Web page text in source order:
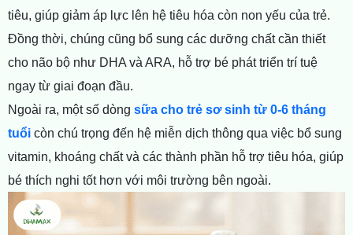
tiêu, giúp giảm áp lực lên hệ tiêu hóa còn non yếu của trẻ.
Đồng thời, chúng cũng bổ sung các dưỡng chất cần thiết
cho não bộ như DHA và ARA, hỗ trợ bé phát triển trí tuệ
ngay từ giai đoạn đầu.
Ngoài ra, mộtsố dòng sữa cho trẻ sơ sinh từ 0-6 tháng
tuổi còn chú trọng đến hệ miễn dịch thông qua việc bổ sung
vitamin, khoáng chất và các thành phần hỗ trợ tiêu hóa, giúp
bé thích nghi tốt hơn với môi trường bên ngoài.